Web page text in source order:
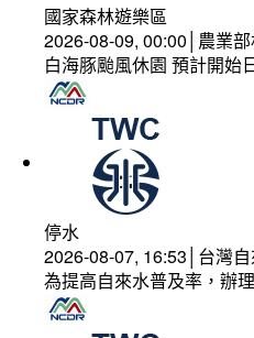
國家森林遊樂區
2026-08-09, 00:00│農業
白海豚颱風休園 預計開
停水
2026-08-07, 16:53│台灣
為提高自來水普及率，辦